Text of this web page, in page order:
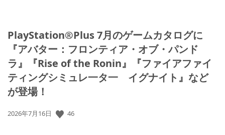
PlayStation®Plus 7月のゲームカタログに
『アバター：フロンティア・オブ・パンド
ラ』『Rise of the Ronin』『ファイアファイ
ティングシミュレ一タ一 イグナイト』など
が登場！
公
2026年7月16日 46